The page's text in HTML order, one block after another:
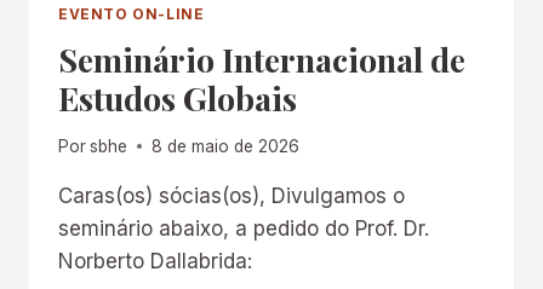
A
FRANÇA”
EVENTO ON-LINE
Seminário Internacional de
Estudos Globais
Porsbhe 8 de maio de 2026
Caras(os) sócias(os), Divulgamos o
seminário abaixo, a pedido do Prof. Dr.
Norberto Dallabrida: